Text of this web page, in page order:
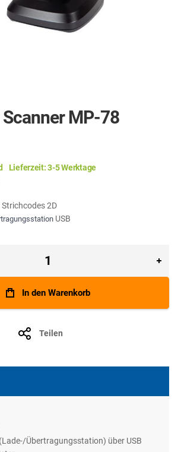
MP-78
Lieferzeit: 3-5 Werktage
2D
USB
In den Warenkorb
Teilen
Übertragungsstation) über USB